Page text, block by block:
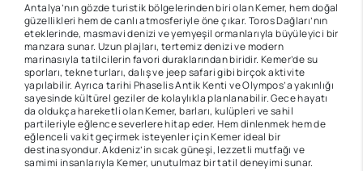
Antalya’nın gözde turistik bölgelerinden biri olan Kemer, hem doğal
güzellikleri hem de canlı atmosferiyle öne çıkar. Toros Dağları’nın
eteklerinde, masmavi denizi ve yemyeşil ormanlarıyla büyüleyici bir
manzara sunar. Uzun plajları, tertemiz denizi ve modern
marinasıyla tatilcilerin favori duraklarından biridir. Kemer’de su
sporları, tekne turları, dalış ve jeep safari gibi birçok aktivite
yapılabilir. Ayrıca tarihi Phaselis Antik Kenti ve Olympos’a yakınlığı
sayesinde kültürel geziler de kolaylıkla planlanabilir. Gece hayatı
da oldukça hareketli olan Kemer, barları, kulüpleri ve sahil
partileriyle eğlence severlere hitap eder. Hem dinlenmek hem de
eğlenceli vakit geçirmek isteyenler için Kemer ideal bir
destinasyondur. Akdeniz’in sıcak güneşi, lezzetli mutfağı ve
samimi insanlarıyla Kemer, unutulmaz bir tatil deneyimi sunar.